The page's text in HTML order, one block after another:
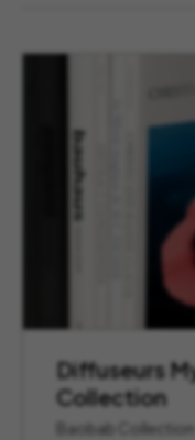
Diffuseurs
Collection
Baobab Collection